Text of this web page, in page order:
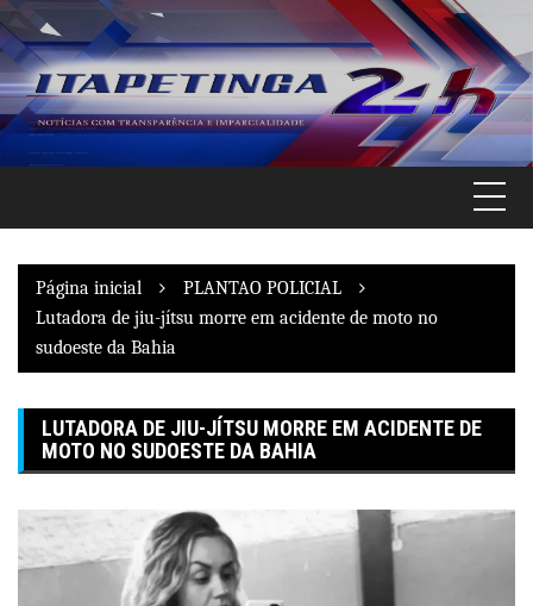
Pular
para
o
conteúdo
Página inicial
PLANTAO POLICIAL
Lutadora de jiu-jítsu morre em acidente de moto no
sudoeste da Bahia
LUTADORA DE JIU-JÍTSU MORRE EM ACIDENTE DE
MOTO NO SUDOESTE DA BAHIA